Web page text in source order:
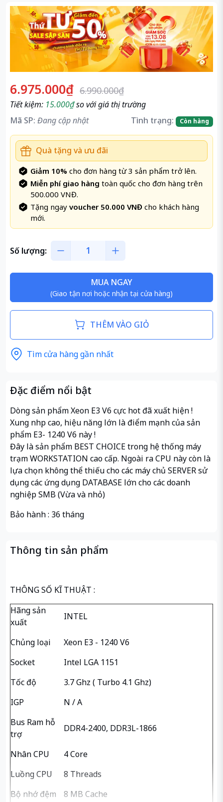
6.975.000₫ 6.990.000₫
Tiết kiệm: 15.000₫so với giá thị trường
Mã SP: Đang cập nhật Tình trạng: Còn hàng
Quà tặng và ưu đãi
Giảm 10% cho đơn hàng từ 3 sản phẩm trở lên.
Miễn phí giao hàng toàn quốc cho đơn hàng trên
500.000 VNĐ.
Tặng ngay voucher 50.000 VNĐ cho khách hàng
mới.
Số lượng:
MUA NGAY
(Giao tận nơi hoặc nhận tại cửa hàng)
THÊM VÀO GIỎ
Tìm cửa hàng gần nhất
Đặc điểm nổi bật
Dòng sản phẩm Xeon E3 V6 cực hot đã xuất hiện !
Xung nhịp cao, hiệu năng lớn là điểm mạnh của sản
phẩm E3- 1240 V6 này !
Đây là sản phẩm BEST CHOICE trong hệ thống máy
trạm WORKSTATION cao cấp. Ngoài ra CPU này còn là
lựa chọn không thể thiếu cho các máy chủ SERVER sử
dụng các ứng dụng DATABASE lớn cho các doanh
nghiệp SMB (Vừa và nhỏ)
Bảo hành : 36 tháng
Thông tin sản phẩm
THÔNG SỐ KĨ THUẬT :
Hãng sản
xuất
INTEL
Chủng loại
Xeon E3 - 1240 V6
Socket
Intel LGA 1151
Tốc độ
3.7 Ghz ( Turbo 4.1 Ghz)
IGP
N / A
Bus Ram hỗ
trợ
DDR4-2400, DDR3L-1866
Nhân CPU
4 Core
Luồng CPU
8 Threads
Bộ nhớ đệm
8 MB Cache